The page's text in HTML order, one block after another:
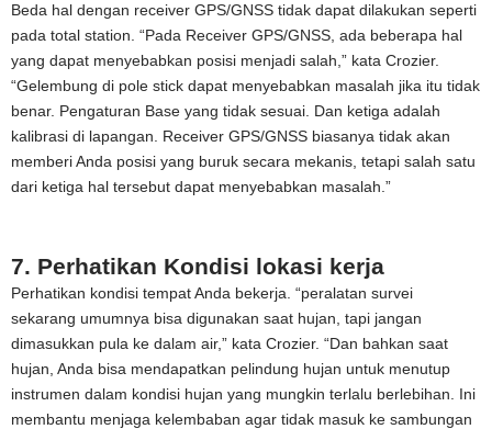
Beda hal dengan receiver GPS/GNSS tidak dapat dilakukan seperti
pada total station. “Pada Receiver GPS/GNSS, ada beberapa hal
yang dapat menyebabkan posisi menjadi salah,” kata Crozier.
“Gelembung di pole stick dapat menyebabkan masalah jika itu tidak
benar. Pengaturan Base yang tidak sesuai. Dan ketiga adalah
kalibrasi di lapangan. Receiver GPS/GNSS biasanya tidak akan
memberi Anda posisi yang buruk secara mekanis, tetapi salah satu
dari ketiga hal tersebut dapat menyebabkan masalah.”
7. Perhatikan Kondisi lokasi kerja
Perhatikan kondisi tempat Anda bekerja. “peralatan survei
sekarang umumnya bisa digunakan saat hujan, tapi jangan
dimasukkan pula ke dalam air,” kata Crozier. “Dan bahkan saat
hujan, Anda bisa mendapatkan pelindung hujan untuk menutup
instrumen dalam kondisi hujan yang mungkin terlalu berlebihan. Ini
membantu menjaga kelembaban agar tidak masuk ke sambungan